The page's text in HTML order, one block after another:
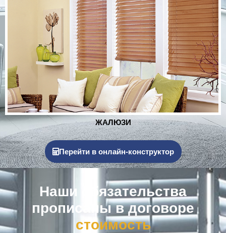
РОЛЬСТАВНИ
Перейти в онлайн-конструктор
Наши обязательства
прописаны в договоре
омпенсация